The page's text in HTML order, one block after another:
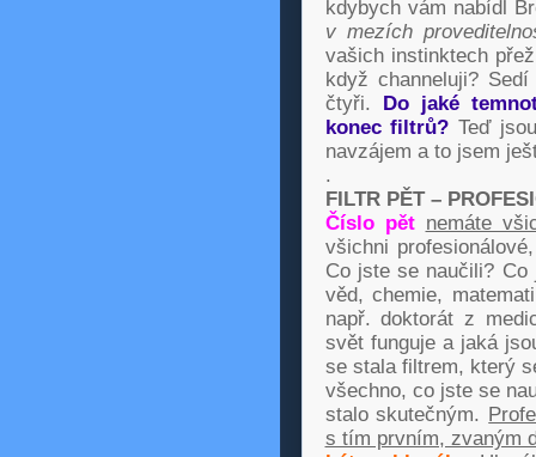
kdybych vám nabídl
v mezích
vašich instinktech
když channeluji?
čtyři. Do jaké
konec filtrů? Teď
navzájem a to jsem
.
FILTR PĚT –
Číslo pět nemáte
všichni
Co jste se naučili?
věd, chemie,
např. doktorát z
svět funguje a jaká
se stala filtrem, který
všechno, co jste se
stalo skutečným.
s tím prvním, zvaným